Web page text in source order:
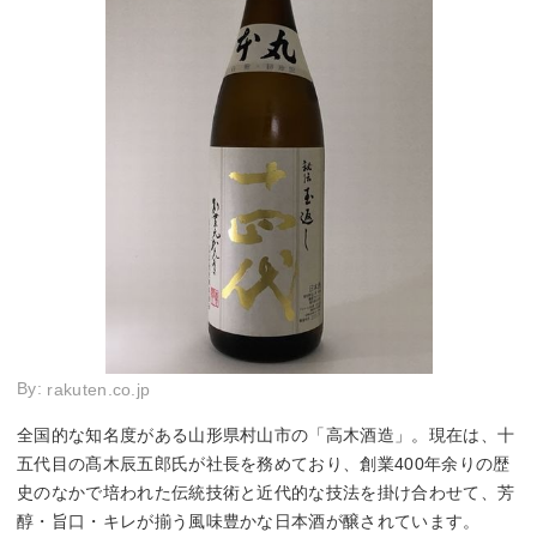
By: rakuten.co.jp
全国的な知名度がある山形県村山市の「高木酒造」。現在は、十
五代目の髙木辰五郎氏が社長を務めており、創業400年余りの歴
史のなかで培われた伝統技術と近代的な技法を掛け合わせて、芳
醇・旨口・キレが揃う風味豊かな日本酒が醸されています。